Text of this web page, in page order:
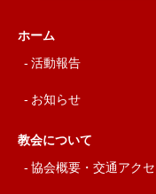
ホーム
活動報告
お知らせ
教会について
協会概要・交通アクセ